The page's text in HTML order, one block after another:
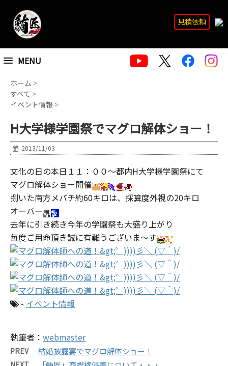
MENU
見積依頼
ホーム >
すべて >
イベント情報 >
H大学様学園祭でマグロ解体ショー！
2013/11/03
文化の日の本日１１：００～都内H大学様学園祭にて
マグロ解体ショー開催
捌いた南方メバチ約60キロは、採算度外視の20キロ
オーバー
去年に引き続き今年の学園祭も大盛り上がり
毎度ご用命頂き誠に有難うございま～す
- イベント情報
執筆者： webmaster
PREV 結婚披露宴でマグロ解体ショー！